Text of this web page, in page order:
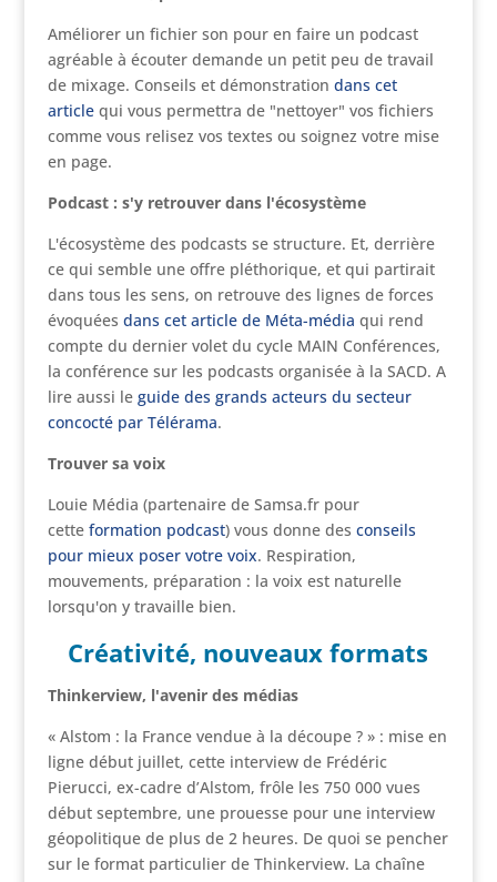
Améliorer un fichier son pour en faire un podcast
agréable à écouter demande un petit peu de travail
de mixage. Conseils et démonstration dans cet
articlequi vous permettra de "nettoyer" vos fichiers
comme vous relisez vos textes ou soignez votre mise
en page.
Podcast : s'y retrouver dans l'écosystème
L'écosystème des podcasts se structure. Et, derrière
ce qui semble une offre pléthorique, et qui partirait
dans tous les sens, on retrouve des lignes de forces
évoquées dans cet article de Méta-média qui rend
compte du dernier volet du cycle MAIN Conférences,
la conférence sur les podcasts organisée à la SACD. A
lire aussi le guide des grands acteurs du secteur
concocté par Télérama.
Trouver sa voix
Louie Média (partenaire de Samsa.fr pour
cette formation podcast) vous donne des conseils
pour mieux poser votre voix. Respiration,
mouvements, préparation : la voix est naturelle
lorsqu'on y travaille bien.
Créativité, nouveaux formats
Thinkerview, l'avenir des médias
« Alstom : la France vendue à la découpe ? » : mise en
ligne début juillet, cette interview de Frédéric
Pierucci, ex-cadre d’Alstom, frôle les 750 000 vues
début septembre, une prouesse pour une interview
géopolitique de plus de 2 heures. De quoi se pencher
sur le format particulier de Thinkerview. La chaîne